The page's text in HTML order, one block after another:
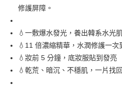
Google Pay
全盈+PAY
AFTEE先享後付
相關說明
【關於「AFTEE先享後付」】
AFTEE先享後付是「在收到商品之後才
便利好安心！
ATM付款
修護屏障。
💧一敷爆水發光，養出韓系水光
💧11 倍濃縮精華，水潤修護一次
💧妝前 5 分鐘，底妝服貼到發亮
💧乾荒、暗沉、不穩肌，一片找